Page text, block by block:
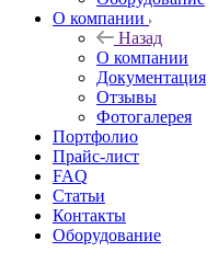
О компании
Назад
О компании
Документация
Отзывы
Фотогалерея
Портфолио
Прайс-лист
FAQ
Статьи
Контакты
Оборудование